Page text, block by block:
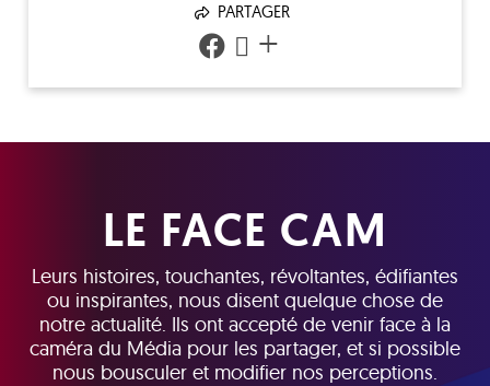
PARTAGER
+
LE FACE CAM
Leurs histoires, touchantes, révoltantes, édifiantes
ou inspirantes, nous disent quelque chose de
notre actualité. Ils ont accepté de venir face à la
caméra du Média pour les partager, et si possible
nous bousculer et modifier nos perceptions.